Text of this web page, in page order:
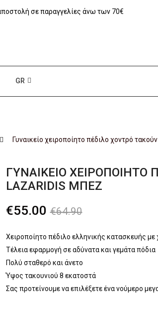
σε παραγγελίες άνω των 70€
GR
Γυναικείο χειροποίητο πέδιλο χοντρό
ΓΥΝΑΙΚΕΊΟ ΧΕΙΡΟΠΟΊΗΤΟ
LAZARIDIS ΜΠΕΖ
€64.90Original
was:
€64.90.
€55.00
Η
τιμή
είναι:
€55.00.
Χειροποίητο πέδιλο ελληνικής κατασκευής
Τέλεια εφαρμογή σε αδύνατα και γεμάτα πόδια
Πολύ σταθερό και άνετο
Ύψος τακουνιού 8 εκατοστά
Σας προτείνουμε να επιλέξετε ένα νούμερο